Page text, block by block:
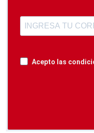
Acepto las